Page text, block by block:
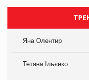
Яна Олентир
Тетяна Ільєнко